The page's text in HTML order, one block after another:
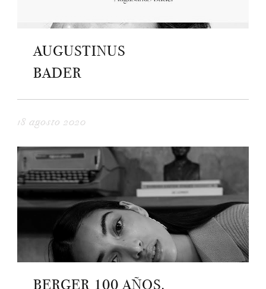
AUGUSTINUS
BADER
18 agosto 2020
BERGER 100 AÑOS.